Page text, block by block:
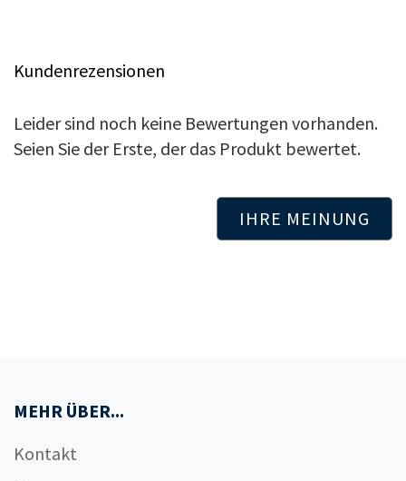
Kundenrezensionen
Leider sind noch keine Bewertungen vorhanden.
Seien Sie der Erste, der das Produkt bewertet.
IHRE MEINUNG
MEHR ÜBER...
Kontakt